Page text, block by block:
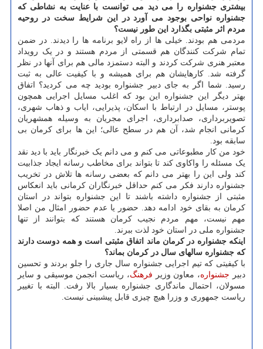
بیشتری جشنواره را می دید می توانست با عنایت به نشاطی که
جشنواره نواحی بوجود می آورد در این شرایط سخت در روحیه
مردم اثر مثبتی بگذارد این طور نیست؟
مردمی هم بودند. خیلی ها از راه لایو برنامه ها را دیدند. در ضمن
تمام شرکت کنندگان هم قسمتی از مردم هستند و در یک رویداد
معتبر هنری شرکت کردند و البته دستمزد مالی هم برای آنها در نظر
گرفته شد. کارهایشان هم برای همیشه و با کیفیت عالی به ثبت
رسید. شما اگر به جای دبیر جشنواره بودید چه می کردید؟ اتفاق
بهتر دیگر این جشنواره این بود که اغلب مسایل اجرایی همچون
پوستر، مسایل در ارتباط با اسکان، پذیرایی، ایاب و ذهاب شهری،
تصویربرداری، صدابرداری، اجرای مجریان به وسیله همشهریان
کرمانی انجام شد، آن هم در سطح عالی؛ این ها برای کرمان بی
سابقه بود.
خود من کار مطبوعاتی می کنم و می دانم یک خبرنگار باید با دید نقد
یک مسئله را واکاوی کند تا بتواند برای مخاطب رسانه ایجاد جذابیت
کند ولی این را بهتر می دانم که بعضی رسانه ها تلاش در تخریب
جشنواره دارند فکر می کنم حداقل خبرنگاران کرمانی باید انعکاس
مثبتی از جشنواره داشته باشند تا این جشنواره بتواند در استان
کرمان به بقای خود ادامه دهد. حضور یا عدم حضور امثال من اصلا
مهم نیست، مهم مردم نجیب کرمان هستند که بتوانند از تنها
جشنواره ملی در استان خود لذت ببرند.
اینکه جشنواره در کرمان ماند اتفاق مثبتی است و همه دوست دارند
که جشنواره سالهای سال در کرمان بماند؟
با کیفیتی که تیم اجرایی جشنواره سال جاری را جلو بردند و تحسین
دبیر جشنواره، معاون وزیر فرهنگ، ریاست انجمن موسیقی و سایر
مسولان، احتمال ماندگاری جشنواره بسیار بالا رفت. البته با تغییر
ریاست جمهوری و وزرا هیچ چیزی قابل پیشبینی نیست.